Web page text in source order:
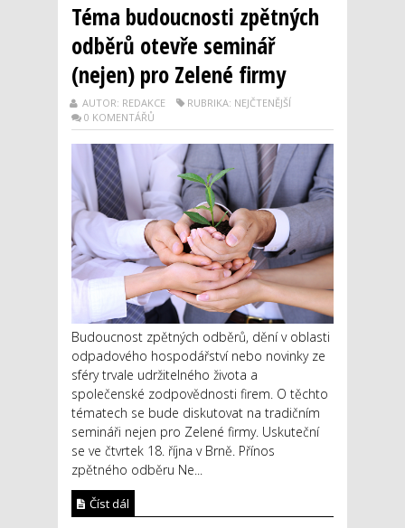
Téma budoucnosti zpětných
odběrů otevře seminář
(nejen) pro Zelené firmy
AUTOR: REDAKCE
RUBRIKA: NEJČTENĚJŠÍ
0 KOMENTÁŘŮ
Budoucnost zpětných odběrů, dění v oblasti
odpadového hospodářství nebo novinky ze
sféry trvale udržitelného života a
společenské zodpovědnosti firem. O těchto
tématech se bude diskutovat na tradičním
semináři nejen pro Zelené firmy. Uskuteční
se ve čtvrtek 18. října v Brně. Přínos
zpětného odběru Ne...
Číst dál